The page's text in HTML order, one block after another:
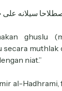
سيلانه على
ghuslu
secara
niat.”
al-